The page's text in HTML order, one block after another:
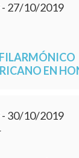
27/10/2019
EN
30/10/2019